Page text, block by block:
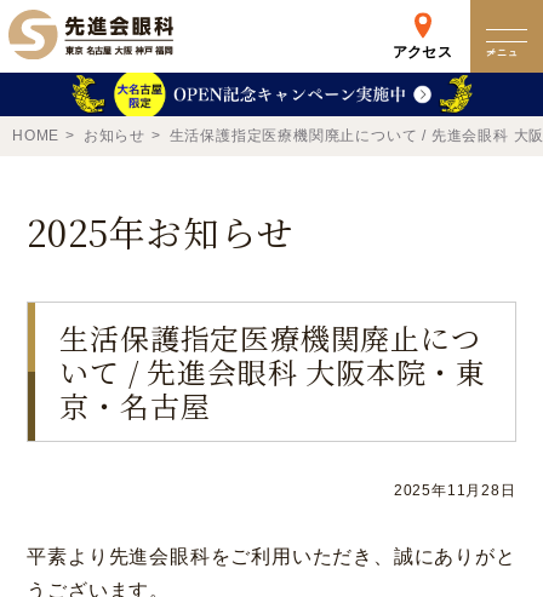
アクセス メニュー
0120-049-113
受付時間 10:00-19:00
クリニック
東京 新宿
新宿区西新宿
名古屋
HOME お知らせ 生活保護指定医療機関廃止について / 先進会眼科 大
2025年お知らせ
生活保護指定医療機関廃止につ
いて / 先進会眼科 大阪本院・東
京・名古屋
2025年11月28日
平素より先進会眼科をご利用いただき、誠にありがと
うございます。